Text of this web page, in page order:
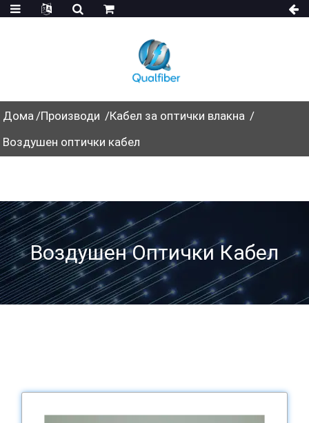
Дома Производи
Кабел за оптички влакна
Воздушен оптички кабел
Воздушен Оптички Кабел